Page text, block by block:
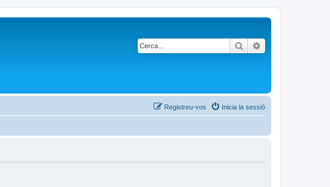
Cerca
Inicia la sessió
Registreu-vos